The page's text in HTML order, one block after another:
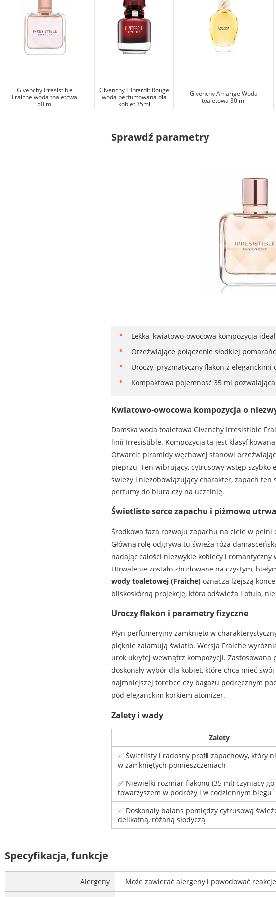
Givenchy Irresistible
Fraiche woda toaletowa
50 ml
Givenchy L Interdit Rouge
woda perfumowana dla
kobiet 35ml
Givenchy Amarige Woda
toaletowa 30 ml
Sprawdź parametry
Lekka, kwiatowo-owocowa kompozycja
Orzeźwiające połączenie słodkiej
Uroczy, pryzmatyczny flakon z eleganckimi
Kompaktowa pojemność 35 ml
Kwiatowo-owocowa kompozycja o
Damska woda toaletowa Givenchy Irresistible
linii Irresistible. Kompozycja ta jest
Otwarcie piramidy węchowej stanowi
pieprzu. Ten wibrujący, cytrusowy wstęp
świeży i niezobowiązujący charakter, zapach
perfumy do biura czy na uczelnię.
Świetliste serce zapachu i piżmowe
Środkowa faza rozwoju zapachu na ciele w
Główną rolę odgrywa tu świeża róża
nadając całości niezwykle kobiecy i
Utrwalenie zostało zbudowane na czystym,
wody toaletowej (Fraiche)oznacza lżejszą
bliskoskórną projekcję, która odświeża i otula,
Uroczy flakon i parametry fizyczne
Płyn perfumeryjny zamknięto w
pięknie załamują światło. Wersja Fraiche
urok ukrytej wewnątrz kompozycji. Zastosowana
doskonały wybór dla kobiet, które chcą mieć
najmniejszej torebce czy bagażu podręcznym
pod eleganckim korkiem atomizer.
Zalety i wady
Zalety
✅ Świetlisty i radosny profil zapachowy, który
w zamkniętych pomieszczeniach
✅ Niewielki rozmiar flakonu (35 ml) czyniący
towarzyszem w podróży i w codziennym biegu
✅ Doskonały balans pomiędzy cytrusową
delikatną, różaną słodyczą
Specyfikacja, funkcje
Alergeny Może zawierać alergeny i powodować